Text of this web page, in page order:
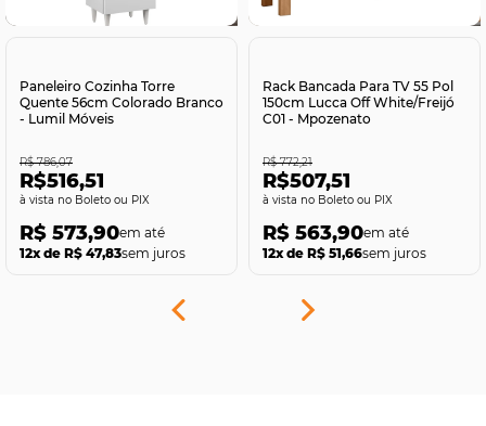
Paneleiro Cozinha Torre
Quente 56cm Colorado Branco
- Lumil Móveis
R$516,51
no Boleto ou PIX
R$ 786,07
R$ 573,90
12x de R$ 47,83sem juros
Rack Bancada Para TV 55 Pol
150cm Lucca Off White/Freijó
C01 - Mpozenato
R$507,51
no Boleto ou PIX
R$ 772,21
R$ 563,90
12x de R$ 51,66sem juros